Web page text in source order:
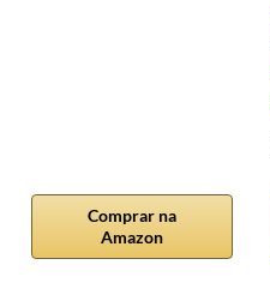
Comprar na
Amazon